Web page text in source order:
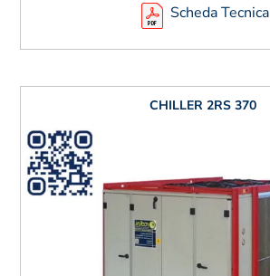
Scheda Tecnica
CHILLER 2RS 370